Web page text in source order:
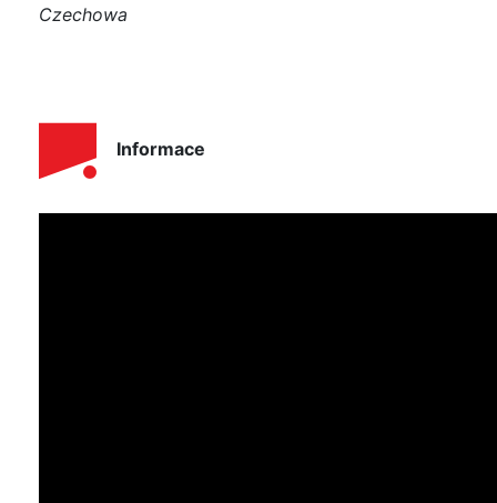
Czechowa
Informace